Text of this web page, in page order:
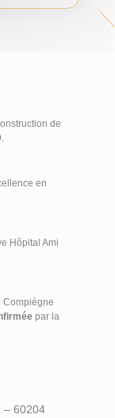
de
en
Hôpital Ami
Compiègne
par la
– 60204